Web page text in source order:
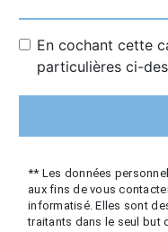
En cochant cette
particulières ci-
** Les données
aux fins de vous
informatisé. Elles sont
traitants dans le seul but